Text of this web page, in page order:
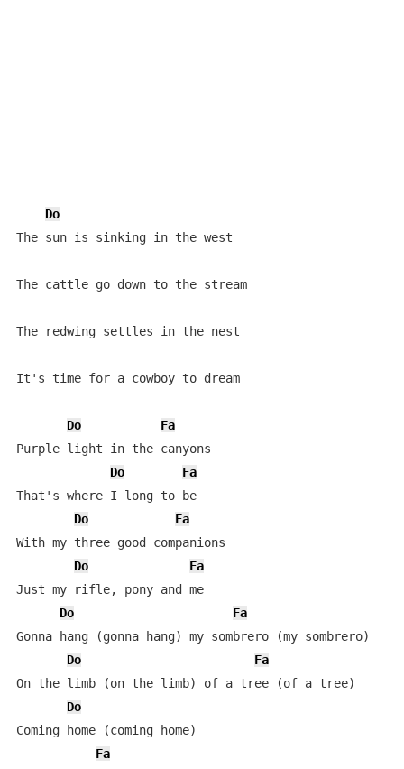
Do
The sun is sinking in the west
The cattle go down to the stream
The redwing settles in the nest
It's time for a cowboy to dream
Do
Fa
Purple light in the canyons
Do
Fa
That's where I long to be
Do
Fa
With my three good companions
Do
Fa
Just my rifle, pony and me
Do
Fa
Gonna hang (gonna hang) my sombrero (my sombrero)
Do
Fa
On the limb (on the limb) of a tree (of a tree)
Do
Coming home (coming home)
Fa